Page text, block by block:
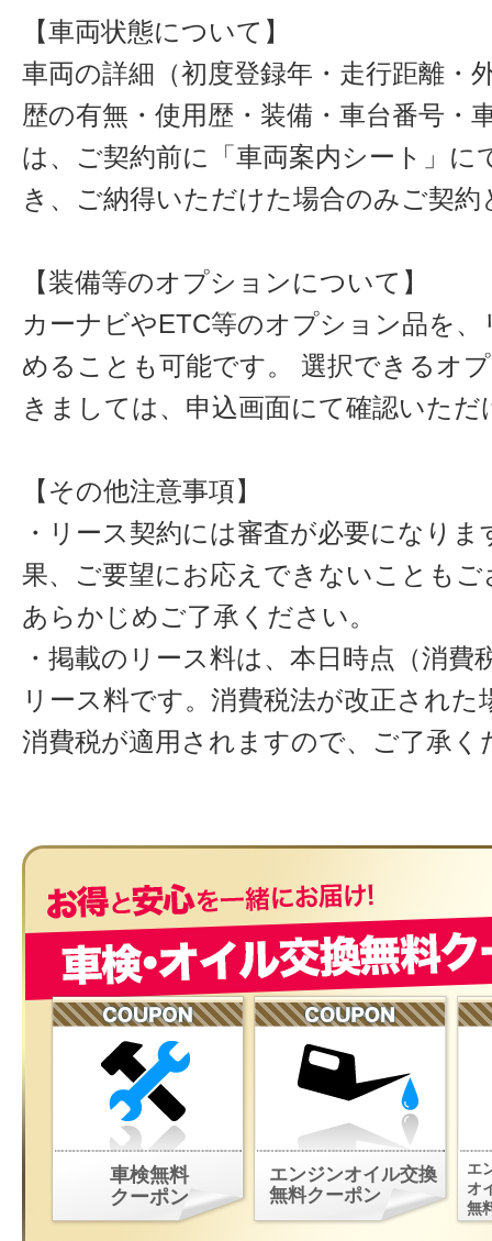
【車両状態について】
車両の詳細（初度登録年・走行距離・
歴の有無・使用歴・装備・車台番号・
は、ご契約前に「車両案内シート」に
き、ご納得いただけた場合のみご契約
【装備等のオプションについて】
カーナビやETC等のオプション品を、
めることも可能です。 選択できるオ
きましては、申込画面にて確認いただ
【その他注意事項】
・リース契約には審査が必要になりま
果、ご要望にお応えできないことも
あらかじめご了承ください。
・掲載のリース料は、本日時点（消費
リース料です。消費税法が改正された
消費税が適用されますので、ご了承く
車検無料
クーポン
エンジンオイル交換
無料クーポン
エ
オ
無